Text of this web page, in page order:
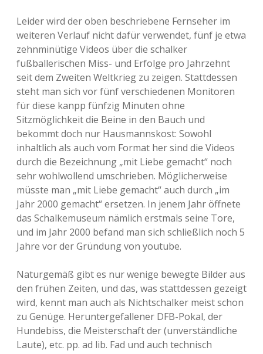
Leider wird der oben beschriebene Fernseher im
weiteren Verlauf nicht dafür verwendet, fünf je etwa
zehnminütige Videos über die schalker
fußballerischen Miss- und Erfolge pro Jahrzehnt
seit dem Zweiten Weltkrieg zu zeigen. Stattdessen
steht man sich vor fünf verschiedenen Monitoren
für diese kanpp fünfzig Minuten ohne
Sitzmöglichkeit die Beine in den Bauch und
bekommt doch nur Hausmannskost: Sowohl
inhaltlich als auch vom Format her sind die Videos
durch die Bezeichnung „mit Liebe gemacht“ noch
sehr wohlwollend umschrieben. Möglicherweise
müsste man „mit Liebe gemacht“ auch durch „im
Jahr 2000 gemacht“ ersetzen. In jenem Jahr öffnete
das Schalkemuseum nämlich erstmals seine Tore,
und im Jahr 2000 befand man sich schließlich noch 5
Jahre vor der Gründung von youtube.
Naturgemäß gibt es nur wenige bewegte Bilder aus
den frühen Zeiten, und das, was stattdessen gezeigt
wird, kennt man auch als Nichtschalker meist schon
zu Genüge. Heruntergefallener DFB-Pokal, der
Hundebiss, die Meisterschaft der (unverständliche
Laute), etc. pp. ad lib. Fad und auch technisch